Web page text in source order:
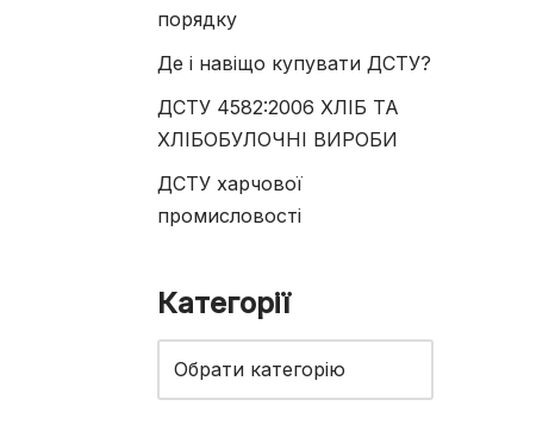
порядку
Де і навіщо купувати ДСТУ?
ДСТУ 4582:2006 ХЛІБ ТА
ХЛІБОБУЛОЧНІ ВИРОБИ
ДСТУ харчової
промисловості
Категорії